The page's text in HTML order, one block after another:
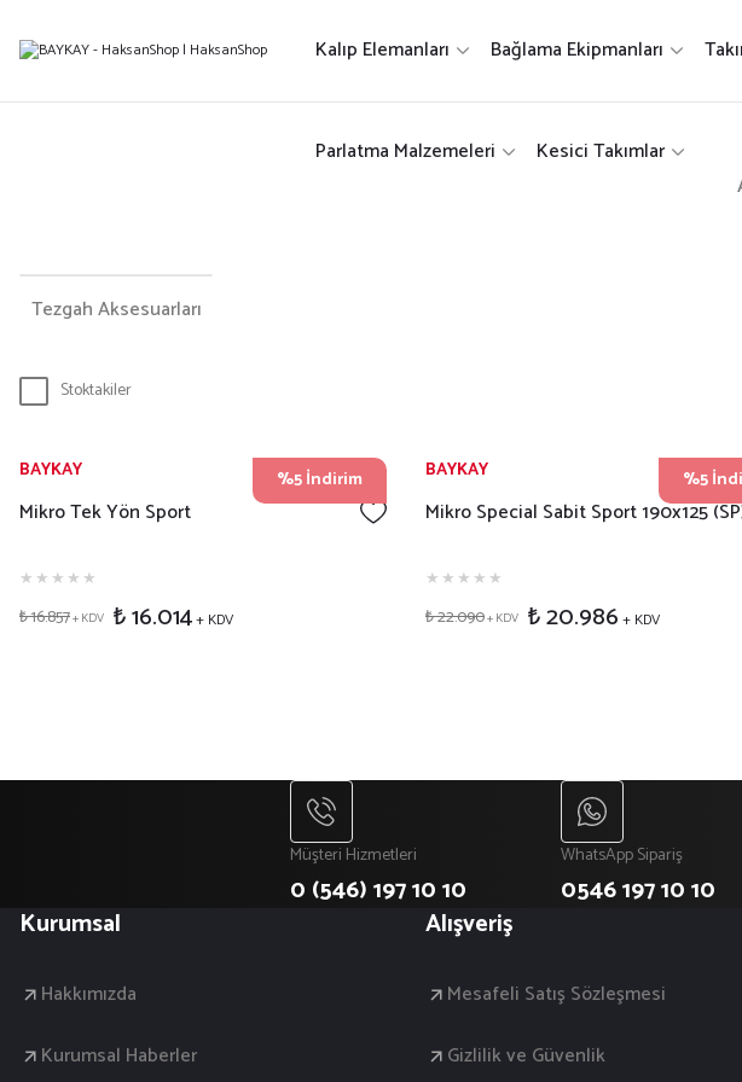
Kalıp Elemanları Bağlama Ekipmanları
Parlatma Malzemeleri Kesici Takımlar
Tezgah Aksesuarları
Stoktakiler
%5 İndirim
BAYKAY
Mikro Tek Yön Sport
₺ 16.857+ KDV ₺ 16.014+ KDV
%5
BAYKAY
Mikro Special Sabit Sport 190x125
₺ 22.090+ KDV ₺ 20.986 + KDV
Müşteri Hizmetleri
0 (546) 197 10 10
WhatsApp Sipariş
0546 197 10 10
Kurumsal
Hakkımızda
Kurumsal Haberler
Alışveriş
Mesafeli Satış Sözleşmesi
Gizlilik ve Güvenlik